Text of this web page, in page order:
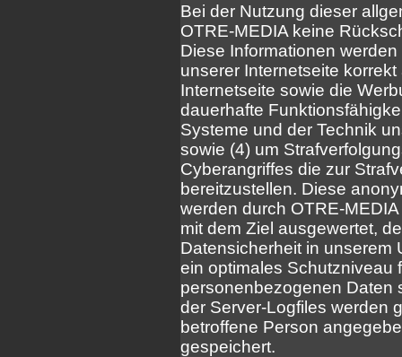
Bei der Nutzung dieser
OTRE-MEDIA keine
Diese Informationen
unserer Internetseite
Internetseite sowie die
dauerhafte
Systeme und der Technik
sowie (4) um
Cyberangriffes die zur
bereitzustellen. Diese
werden durch OTRE-
mit dem Ziel ausgewertet,
Datensicherheit in unserem
ein optimales Schutzniveau
personenbezogenen Daten
der Server-Logfiles werden
betroffene Person
gespeichert.